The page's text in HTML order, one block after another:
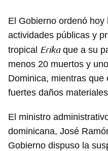
El Gobierno ordenó
actividades públicas y
tropical Erikaque a su
menos 20 muertos y
Dominica, mientras que
fuertes daños
El ministro
dominicana, José
Gobierno dispuso la